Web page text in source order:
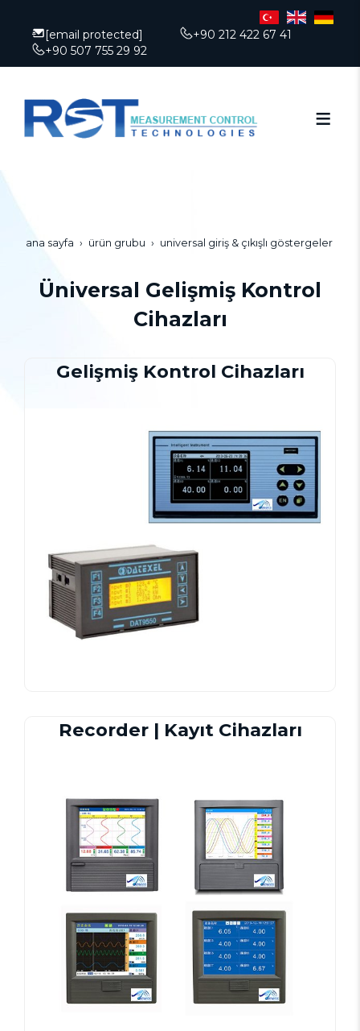
[email protected]
+90 212 422 67 41
+90 507 755 29 92
ana sayfa ürün grubu universal giriş & çıkışlı göstergeler
Üniversal Gelişmiş Kontrol
Cihazları
Gelişmiş Kontrol Cihazları
Recorder | Kayıt Cihazları